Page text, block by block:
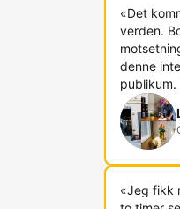
«Det
verden.
denne
«Jeg fikk